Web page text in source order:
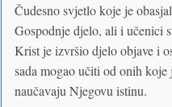
Čudesno svjetlo koje je
Gospodnje djelo, ali i učenici
Krist je izvršio djelo objave i
sada mogao učiti od onih
naučavaju Njegovu istinu.